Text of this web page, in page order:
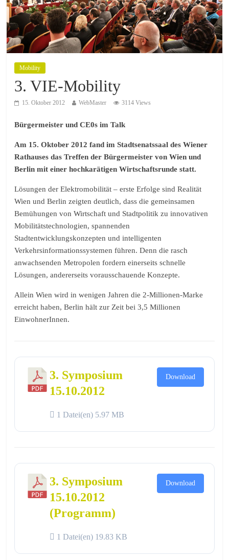
Mobility
3. VIE-Mobility
15. Oktober 2012 WebMaster 3114 Views
Bürgermeister und CE0s im Talk
Am 15. Oktober 2012 fand im Stadtsenatssaal des Wiener
Rathauses das Treffen der Bürgermeister von Wien und
Berlin mit einer hochkarätigen Wirtschaftsrunde statt.
Lösungen der Elektromobilität – erste Erfolge sind Realität
Wien und Berlin zeigten deutlich, dass die gemeinsamen
Bemühungen von Wirtschaft und Stadtpolitik zu innovativen
Mobilitätstechnologien, spannenden
Stadtentwicklungskonzepten und intelligenten
Verkehrsinformationssystemen führen. Denn die rasch
anwachsenden Metropolen fordern einerseits schnelle
Lösungen, andererseits vorausschauende Konzepte.
Allein Wien wird in wenigen Jahren die 2-Millionen-Marke
erreicht haben, Berlin hält zur Zeit bei 3,5 Millionen
EinwohnerInnen.
3. Symposium
15.10.2012
1 Datei(en) 5.97 MB
Download
3. Symposium
15.10.2012
(Programm)
1 Datei(en) 19.83 KB
Download